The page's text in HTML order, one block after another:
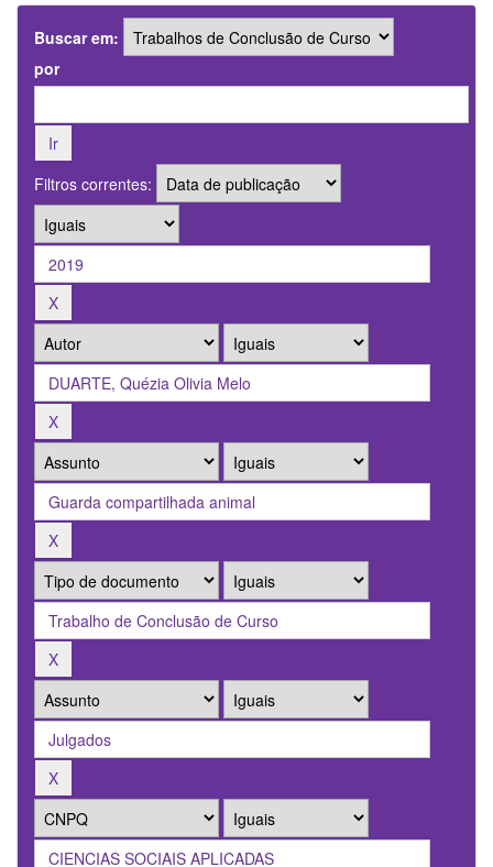
Buscar em:
por
Filtros correntes: